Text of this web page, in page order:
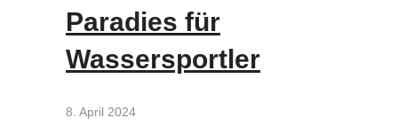
Paradies für
Wassersportler
8. April 2024